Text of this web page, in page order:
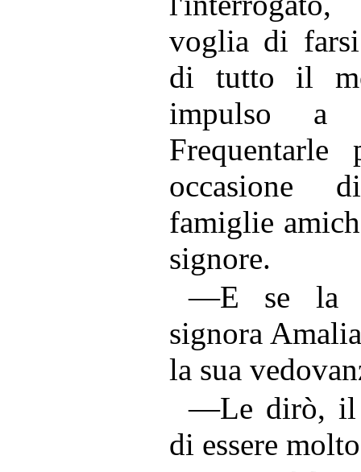
voglia di farsi
di tutto il
impulso
occasione
famiglie
signore.
—E se la
signora
la sua
—Le dirò, il
di essere